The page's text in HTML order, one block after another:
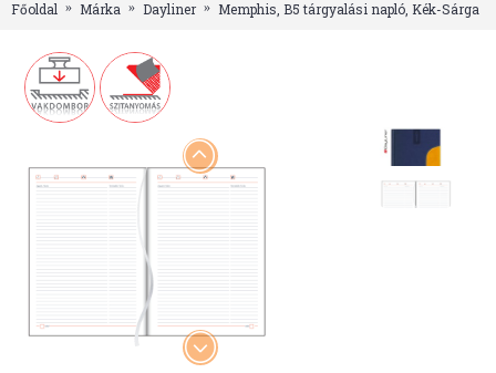
Főoldal Márka Dayliner Memphis, B5 tárgyalási napló, Kék-Sárga